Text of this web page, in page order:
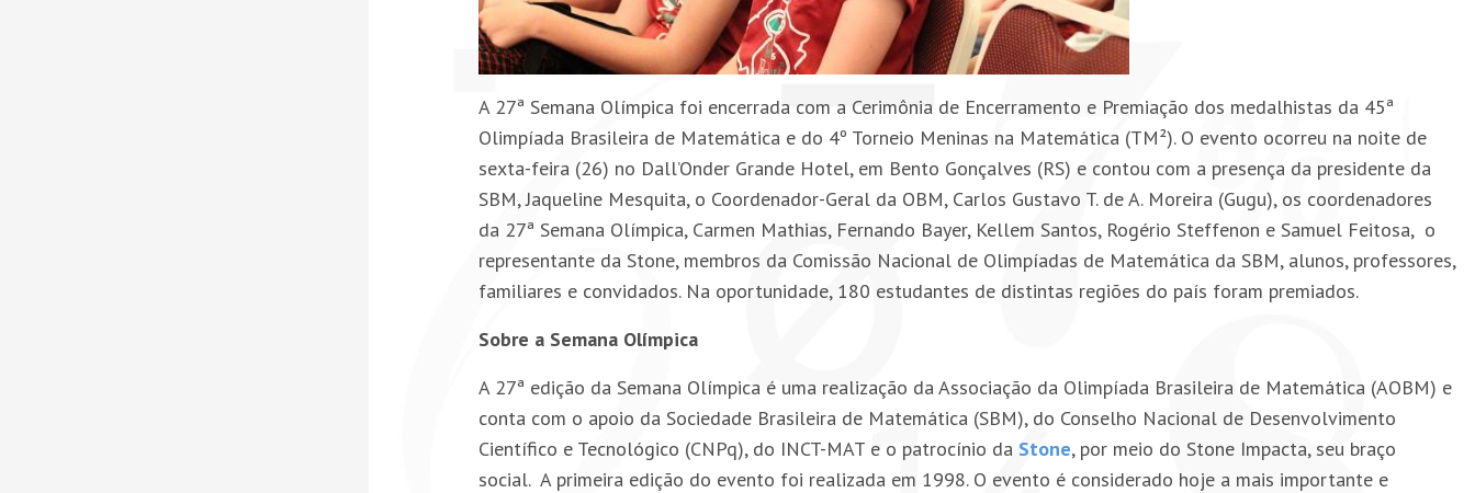
A 27ª Semana Olímpica foi encerrada com a Cerimônia de Encerramento e Premiação dos medalhistas da 45ª
Olimpíada Brasileira de Matemática e do 4º Torneio Meninas na Matemática (TM²). O evento ocorreu na noite de
sexta-feira (26) no Dall’Onder Grande Hotel, em Bento Gonçalves (RS) e contou com a presença da presidente da
SBM, Jaqueline Mesquita, o Coordenador-Geral da OBM, Carlos Gustavo T. de A. Moreira (Gugu), os coordenadores
da 27ª Semana Olímpica, Carmen Mathias, Fernando Bayer, Kellem Santos, Rogério Steffenon e Samuel Feitosa, o
representante da Stone, membros da Comissão Nacional de Olimpíadas de Matemática da SBM, alunos, professores,
familiares e convidados. Na oportunidade, 180 estudantes de distintas regiões do país foram premiados.
Sobre a Semana Olímpica
A 27ª edição da Semana Olímpica é uma realização da Associação da Olimpíada Brasileira de Matemática (AOBM) e
conta com o apoio da Sociedade Brasileira de Matemática (SBM), do Conselho Nacional de Desenvolvimento
Científico e Tecnológico (CNPq), do INCT-MAT e o patrocínio da Stone, por meio do Stone Impacta, seu braço
social. A primeira edição do evento foi realizada em 1998. O evento é considerado hoje a mais importante e